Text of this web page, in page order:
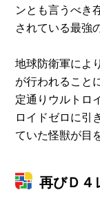
ンとも言うべき
されている最強
地球防衛軍によ
が行われること
定通りウルトロ
ロイドゼロに引
ていた怪獣が目
再びＤ４